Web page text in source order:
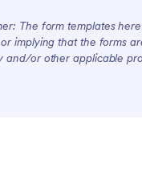
The form templates
implying that the forms
and/or other applicable